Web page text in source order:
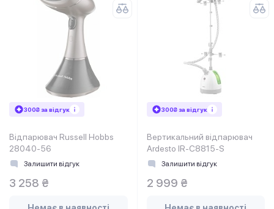
300₴ за відгук
Відпарювач Russell Hobbs
28040-56
Залишити відгук
3 258 ₴
300₴ за відгук
Вертикальний відпарювач
Ardesto IR-C8815-S
Залишити відгук
2 999 ₴